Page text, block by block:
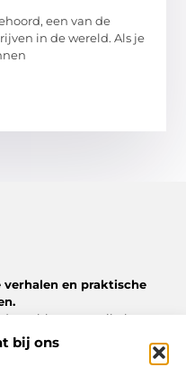
bij ons
een van de
in de wereld. Als je
en praktische
aan blogs en artikelen
waardevolle tips en
allemaal op